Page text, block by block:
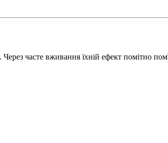
. Через часте вживання їхній ефект помітно